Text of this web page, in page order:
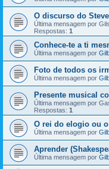
O discurso do
Última mensagem por
Respostas: 1
Conhece-te a ti
Última mensagem por
Foto de todos os
Última mensagem por
Presente musical
Última mensagem por
Respostas: 1
O rei do elogio ou
Última mensagem por
Aprender
Última mensagem por